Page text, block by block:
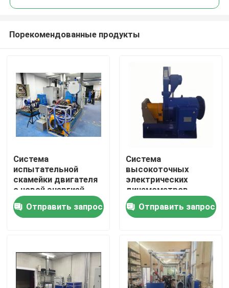
Продукты
О нас
Контроль качества
Порекомендованные продукты
Система
испытательной
скамейки двигателя
с новой энергией
Отправить запрос
Система
высокоточных
электрических
динамометров
Отправить запрос